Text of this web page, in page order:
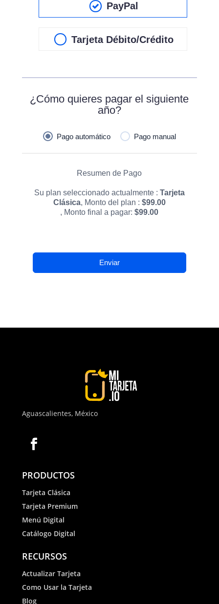
PayPal
Tarjeta Débito/Crédito
¿Cómo quieres pagar el siguiente
año?
Pago automático Pago manual
Resumen de Pago
Su plan seleccionado actualmente : Tarjeta
Clásica, Monto del plan : $99.00
, Monto final a pagar:$99.00
Enviar
Aguascalientes, México
PRODUCTOS
Tarjeta Clásica
Tarjeta Premium
Menú Digital
Catálogo Digital
RECURSOS
Actualizar Tarjeta
Como Usar la Tarjeta
Blog